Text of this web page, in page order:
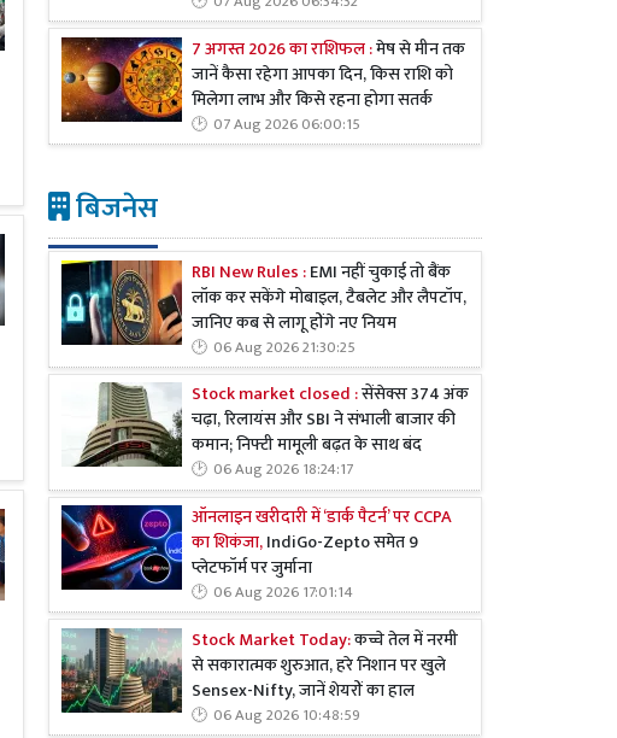
7 अगस्त 2026 का राशिफल :मेष से मीन तक
जानें कैसा रहेगा आपका दिन, किस राशि को
मिलेगा लाभ और किसे रहना होगा सतर्क
07 Aug 2026 06:00:15
बिजनेस
RBI New Rules :EMI नहीं चुकाई तो बैंक
लॉक कर सकेंगे मोबाइल, टैबलेट और लैपटॉप,
जानिए कब से लागू होंगे नए नियम
06 Aug 2026 21:30:25
Stock market closed :सेंसेक्स 374 अंक
चढ़ा, रिलायंस और SBI ने संभाली बाजार की
कमान; निफ्टी मामूली बढ़त के साथ बंद
06 Aug 2026 18:24:17
ऑनलाइन खरीदारी में ‘डार्क पैटर्न’ पर CCPA
का शिकंजा,IndiGo-Zepto समेत 9
प्लेटफॉर्म पर जुर्माना
06 Aug 2026 17:01:14
Stock Market Today:कच्चे तेल में नरमी
से सकारात्मक शुरुआत, हरे निशान पर खुले
Sensex-Nifty, जानें शेयरों का हाल
06 Aug 2026 10:48:59